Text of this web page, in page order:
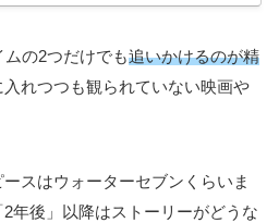
の2つだけでも追いかけるのが精
れつつも観られていない映画や
スはウォーターセブンくらいま
年後」以降はストーリーがどうな